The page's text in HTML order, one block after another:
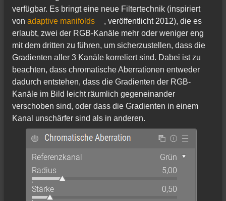
verfügbar. Es bringt eine neue Filtertechnik (inspiriert
von adaptive manifolds
, veröffentlicht 2012), die es
erlaubt, zwei der RGB-Kanäle mehr oder weniger eng
mit dem dritten zu führen, um sicherzustellen, dass die
Gradienten aller 3 Kanäle korreliert sind. Dabei ist zu
beachten, dass chromatische Aberrationen entweder
dadurch entstehen, dass die Gradienten der RGB-
Kanäle im Bild leicht räumlich gegeneinander
verschoben sind, oder dass die Gradienten in einem
Kanal unschärfer sind als in anderen.